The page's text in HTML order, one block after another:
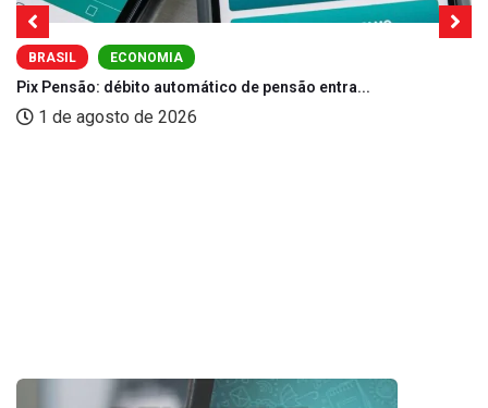
BRASIL ECONOMIA
Pix Pensão: débito automático de pensão entra...
1 de agosto de 2026